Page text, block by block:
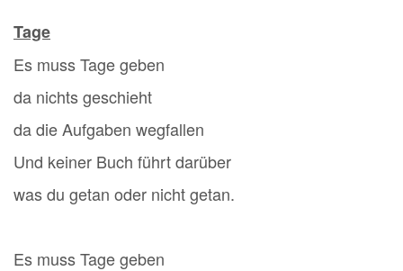
Tage
Es muss Tage geben
da nichts geschieht
da die Aufgaben wegfallen
Und keiner Buch führt darüber
was du getan oder nicht getan.
Es muss Tage geben